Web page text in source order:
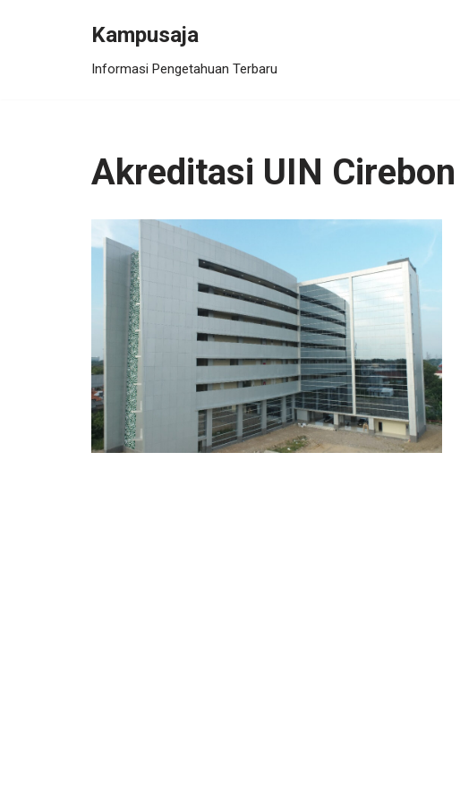
Kampusaja
Informasi Pengetahuan Terbaru
Akreditasi UIN Cirebon